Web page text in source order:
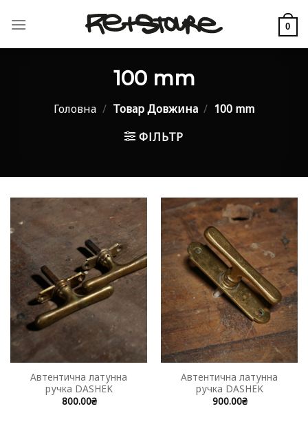
0
100 mm
Головна / Товар Довжина / 100 mm
ФІЛЬТР
Автентична латунна
ручка DASHEK
800.00₴
Автентична латунна
ручка DASHEK
900.00₴